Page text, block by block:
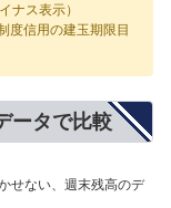
ナス表示）
度信用の建玉期限目
ータで比較
せない、週末残高のデ